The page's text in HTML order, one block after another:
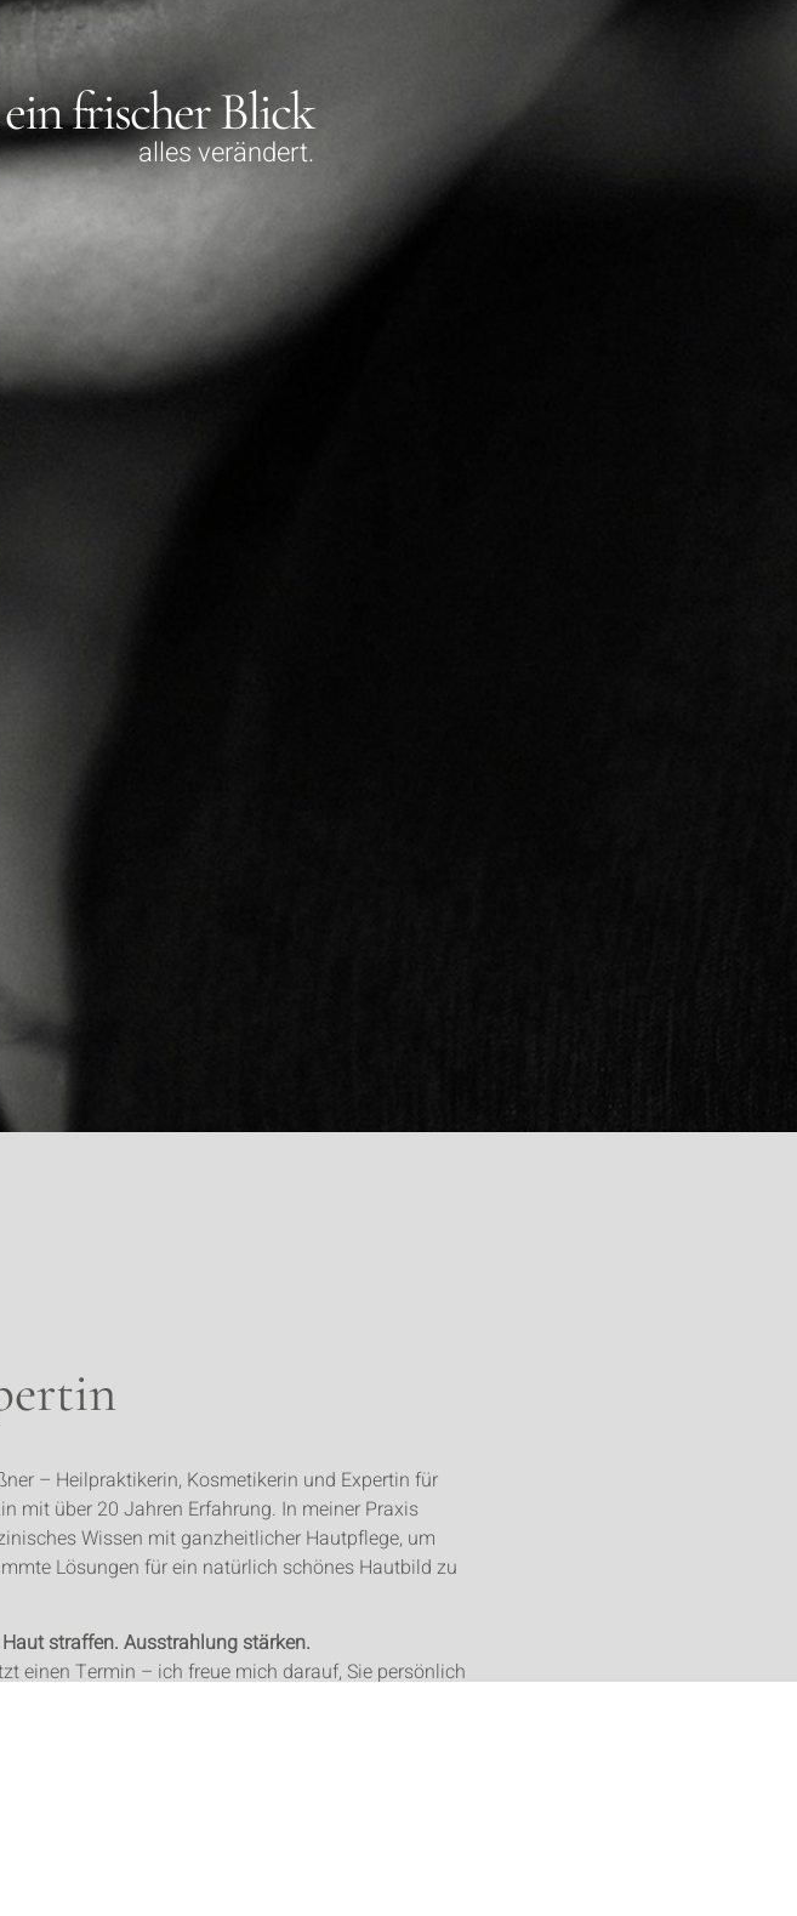
frischer Blick
alles verändert.
– Heilpraktikerin, Kosmetikerin und Expertin für
mit über 20 Jahren Erfahrung. In meiner Praxis
Wissen mit ganzheitlicher Hautpflege, um
Lösungen für ein natürlich schönes Hautbild zu
straffen. Ausstrahlung stärken.
einen Termin – ich freue mich darauf, Sie persönlich